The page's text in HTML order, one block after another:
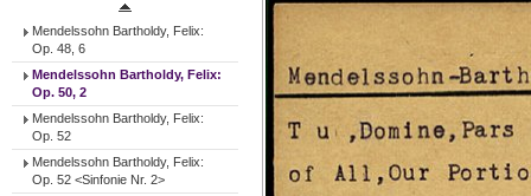
Tonträger (Interpreten)
Mendelssohn Bartholdy, Felix:
Op. 48, 6
Mendelssohn Bartholdy, Felix:
Op. 50, 2
Mendelssohn Bartholdy, Felix:
Op. 52
Mendelssohn Bartholdy, Felix:
Op. 52 <Sinfonie Nr. 2>